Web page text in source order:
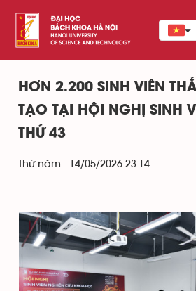
HƠN 2.200 SINH VIÊN
TẠO TẠI HỘI NGHỊ SINH
THỨ 43
Thứ năm - 14/05/2026 23:14